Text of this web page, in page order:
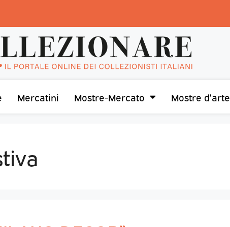
Mercatini Mostre-Mercato Mostre d’arte